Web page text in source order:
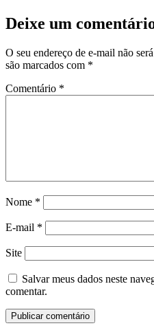
Deixe um
O seu endereço de e-mail não
são marcados com *
Comentário *
Nome *
E-mail *
Site
Salvar meus dados neste
comentar.